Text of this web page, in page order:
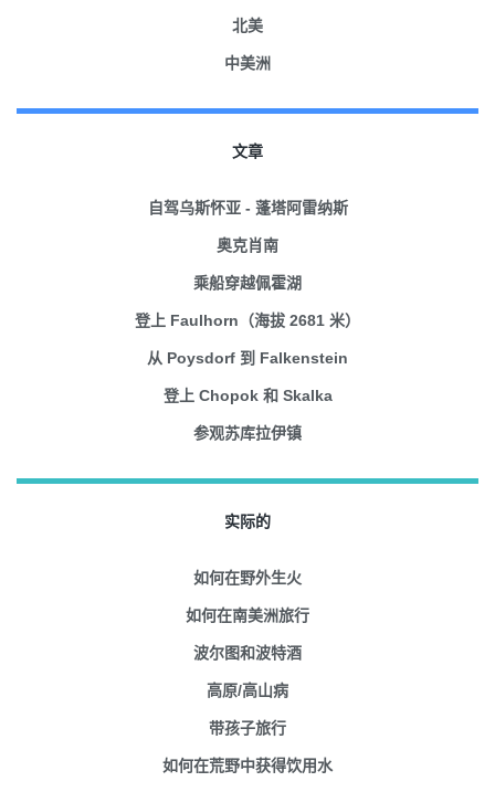
北美
中美洲
文章
自驾乌斯怀亚 - 蓬塔阿雷纳斯
奥克肖南
乘船穿越佩霍湖
登上 Faulhorn（海拔 2681 米）
从 Poysdorf 到 Falkenstein
登上 Chopok 和 Skalka
参观苏库拉伊镇
实际的
如何在野外生火
如何在南美洲旅行
波尔图和波特酒
高原/高山病
带孩子旅行
如何在荒野中获得饮用水